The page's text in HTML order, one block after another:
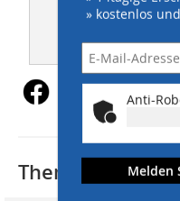
» kostenlos
Anti-
Melden
Thematisch